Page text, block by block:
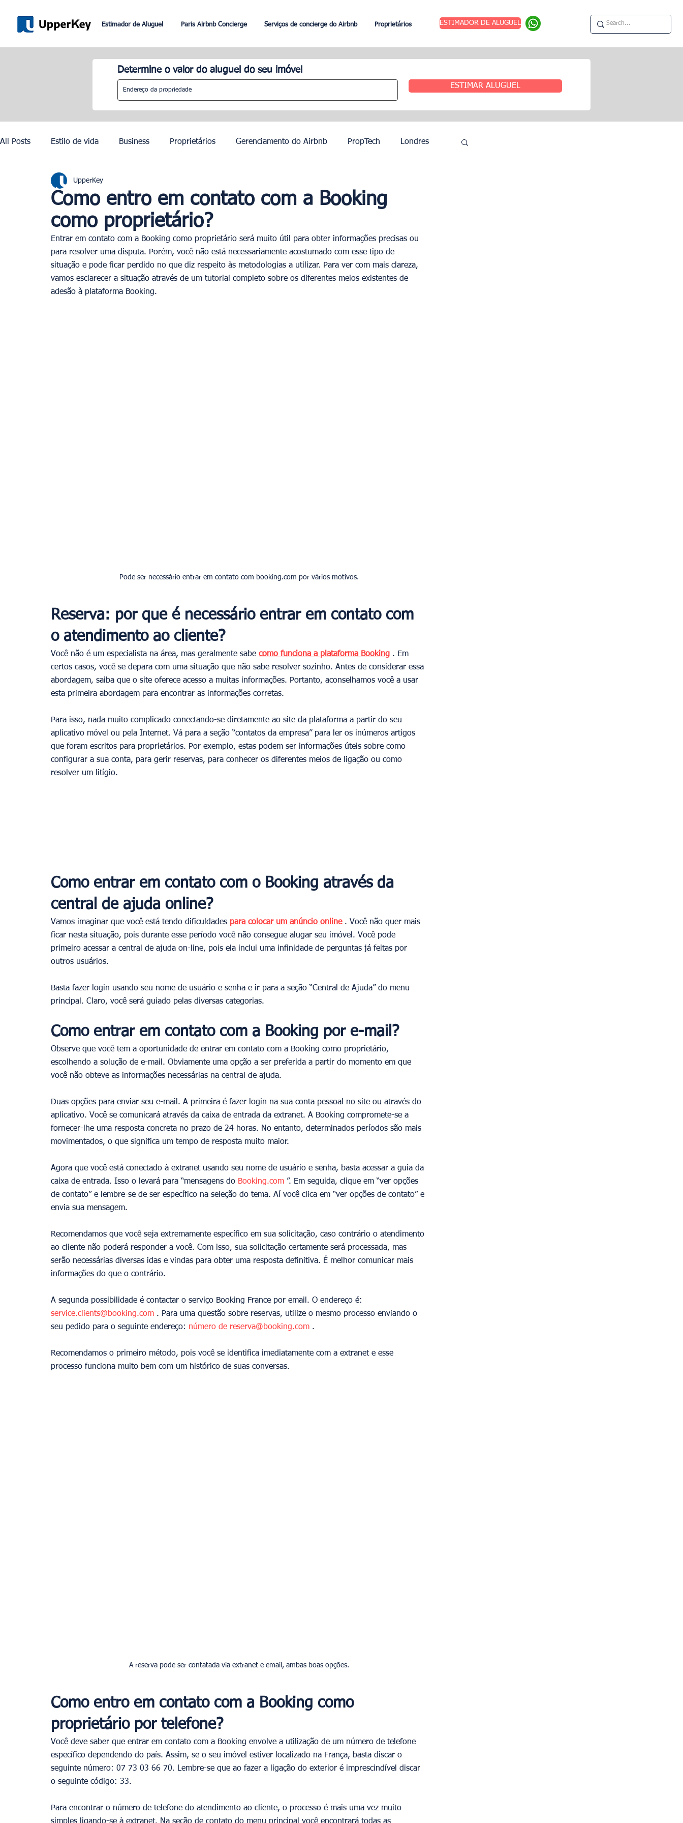
Estimador de Aluguel Paris Airbnb Concierge Serviços de concierge do Airbnb Proprietários ESTIMADOR DE ALUGUEL
Determine o valor do aluguel do seu imóvel
ESTIMAR ALUGUEL
All Posts Estilo de vida Business Proprietários Gerenciamento do Airbnb PropTech Londres
Roma Dubai
Olimpíadas de Paris 2024
Como entro em contato com a Booking
como proprietário?
UpperKey
Entrar em contato com a Booking como proprietário será muito útil para obter informações precisas ou
para resolver uma disputa. Porém, você não está necessariamente acostumado com esse tipo de
situação e pode ficar perdido no que diz respeito às metodologias a utilizar. Para ver com mais clareza,
vamos esclarecer a situação através de um tutorial completo sobre os diferentes meios existentes de
adesão à plataforma Booking.
Pode ser necessário entrar em contato com booking.com por vários motivos.
Reserva: por que é necessário entrar em contato com
o atendimento ao cliente?
Você não é um especialista na área, mas geralmente sabe como funciona a plataforma Booking . Em
certos casos, você se depara com uma situação que não sabe resolver sozinho. Antes de considerar essa
abordagem, saiba que o site oferece acesso a muitas informações. Portanto, aconselhamos você a usar
esta primeira abordagem para encontrar as informações corretas.
Para isso, nada muito complicado conectando-se diretamente ao site da plataforma a partir do seu
aplicativo móvel ou pela Internet. Vá para a seção “contatos da empresa” para ler os inúmeros artigos
que foram escritos para proprietários. Por exemplo, estas podem ser informações úteis sobre como
configurar a sua conta, para gerir reservas, para conhecer os diferentes meios de ligação ou como
resolver um litígio.
Como entrar em contato com o Booking através da
central de ajuda online?
Vamos imaginar que você está tendo dificuldades para colocar um anúncio online . Você não quer mais
ficar nesta situação, pois durante esse período você não consegue alugar seu imóvel. Você pode
primeiro acessar a central de ajuda on-line, pois ela inclui uma infinidade de perguntas já feitas por
outros usuários.
Basta fazer login usando seu nome de usuário e senha e ir para a seção “Central de Ajuda” do menu
principal. Claro, você será guiado pelas diversas categorias.
Como entrar em contato com a Booking por e-mail?
Observe que você tem a oportunidade de entrar em contato com a Booking como proprietário,
escolhendo a solução de e-mail. Obviamente uma opção a ser preferida a partir do momento em que
você não obteve as informações necessárias na central de ajuda.
Duas opções para enviar seu e-mail. A primeira é fazer login na sua conta pessoal no site ou através do
aplicativo. Você se comunicará através da caixa de entrada da extranet. A Booking compromete-se a
fornecer-lhe uma resposta concreta no prazo de 24 horas. No entanto, determinados períodos são mais
movimentados, o que significa um tempo de resposta muito maior.
Agora que você está conectado à extranet usando seu nome de usuário e senha, basta acessar a guia da
caixa de entrada. Isso o levará para “mensagens do Booking.com ”. Em seguida, clique em “ver opções
de contato” e lembre-se de ser específico na seleção do tema. Aí você clica em “ver opções de contato” e
envia sua mensagem.
Recomendamos que você seja extremamente específico em sua solicitação, caso contrário o atendimento
ao cliente não poderá responder a você. Com isso, sua solicitação certamente será processada, mas
serão necessárias diversas idas e vindas para obter uma resposta definitiva. É melhor comunicar mais
informações do que o contrário.
A segunda possibilidade é contactar o serviço Booking France por email. O endereço é:
service.clients@booking.com . Para uma questão sobre reservas, utilize o mesmo processo enviando o
seu pedido para o seguinte endereço: número de reserva@booking.com .
Recomendamos o primeiro método, pois você se identifica imediatamente com a extranet e esse
processo funciona muito bem com um histórico de suas conversas.
A reserva pode ser contatada via extranet e email, ambas boas opções.
Como entro em contato com a Booking como
proprietário por telefone?
Você deve saber que entrar em contato com a Booking envolve a utilização de um número de telefone
específico dependendo do país. Assim, se o seu imóvel estiver localizado na França, basta discar o
seguinte número: 07 73 03 66 70. Lembre-se que ao fazer a ligação do exterior é imprescindível discar
o seguinte código: 33.
Para encontrar o número de telefone do atendimento ao cliente, o processo é mais uma vez muito
simples ligando-se à extranet. Na seção de contato do menu principal você encontrará todas as